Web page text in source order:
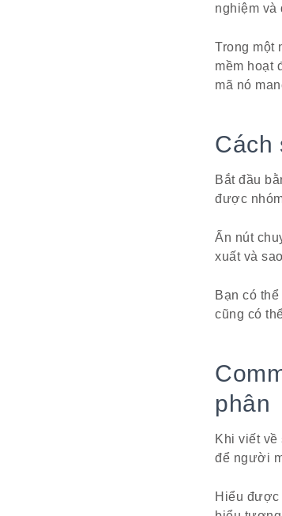
nghiệm và
Trong một
mềm hoạt
mã nó
Cách
Bắt đầu
được
Ấn nút
xuất và
Bạn có
cũng có
phân
Khi viết
để người
Hiểu được